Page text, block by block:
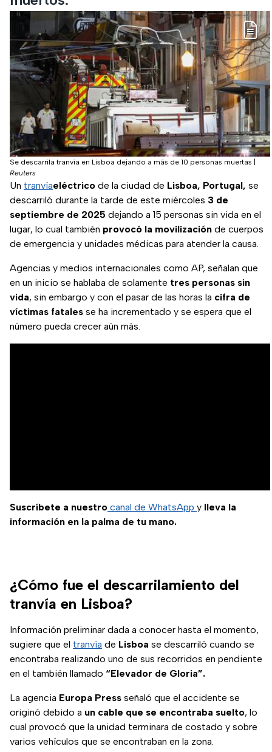
Se descarrila tranvia en Lisboa dejando a más de 10 personas muertas
Reuters
Un tranvíaeléctrico de la ciudad de Lisboa, Portugal, se
descarriló durante la tarde de este miércoles 3 de
septiembre de 2025 dejando a 15 personas sin vida en el
lugar, lo cual también provocó la movilización de cuerpos
de emergencia y unidades médicas para atender la causa.
Agencias y medios internacionales como AP, señalan que
en un inicio se hablaba de solamente tres personas sin
vida, sin embargo y con el pasar de las horas la cifra de
víctimas fatales se ha incrementado y se espera que el
número pueda crecer aún más.
Suscríbete a nuestro canal de WhatsApp y lleva la
información en la palma de tu mano.
¿Cómo fue el descarrilamiento del
tranvía en Lisboa?
Información preliminar dada a conocer hasta el momento,
sugiere que el tranvía de Lisboa se descarriló cuando se
encontraba realizando uno de sus recorridos en pendiente
en el también llamado “Elevador de Gloria”.
La agencia Europa Press señaló que el accidente se
originó debido a un cable que se encontraba suelto, lo
cual provocó que la unidad terminara de costado y sobre
varios vehículos que se encontraban en la zona.